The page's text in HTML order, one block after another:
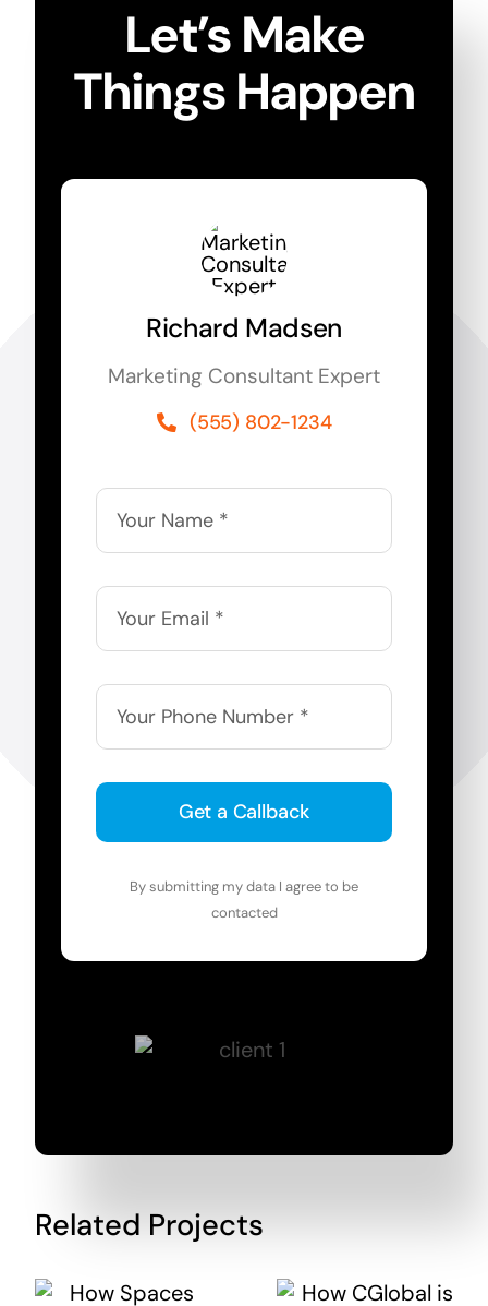
Let’s Make
Things Happen
Richard Madsen
Marketing Consultant Expert
(555) 802-1234
Get a Callback
By submitting my data I agree to be
contacted
Related Projects